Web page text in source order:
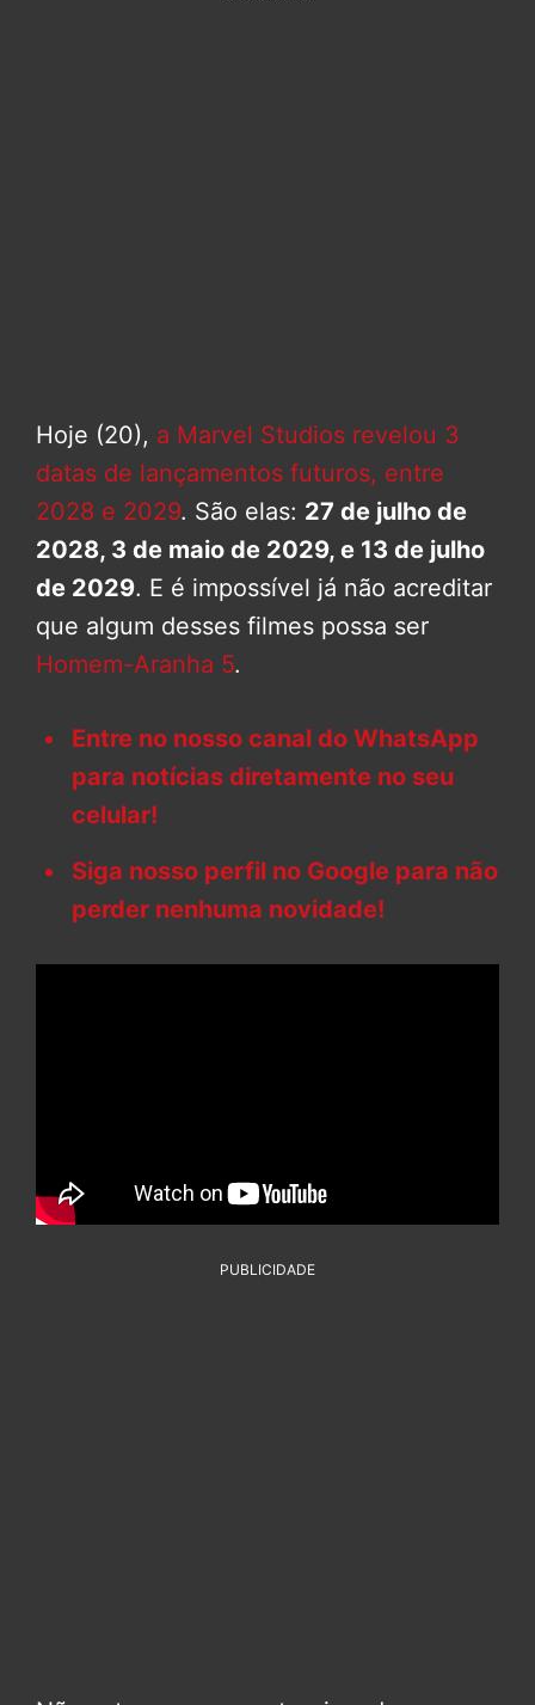
Hoje (20), a Marvel Studios revelou 3
datas de lançamentos futuros, entre
2028 e 2029. São elas: 27 de julho de
2028, 3 de maio de 2029, e 13 de julho
de 2029. E é impossível já não acreditar
que algum desses filmes possa ser
Homem-Aranha 5.
Entre no nosso canal do WhatsApp
para notícias diretamente no seu
celular!
Siga nosso perfil no Google para não
perder nenhuma novidade!
PUBLICIDADE